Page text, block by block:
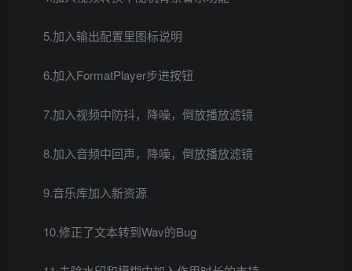
5.加入输出配置里图标说明
6.加入FormatPlayer步进按钮
7.加入视频中防抖，降噪，倒放播放滤镜
8.加入音频中回声，降噪，倒放播放滤镜
9.音乐库加入新资源
10.修正了文本转到Wav的Bug